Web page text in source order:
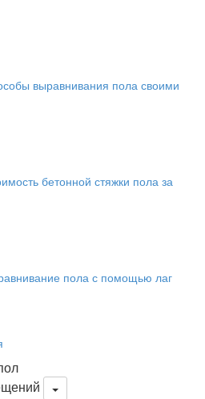
выравнивания пола своими
бетонной стяжки пола за
пола с помощью лаг